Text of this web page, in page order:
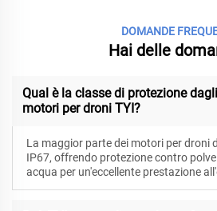
DOMANDE
Hai delle
Qual è la classe di protezione
motori per droni TYI?
La maggior parte dei motori per droni
IP67, offrendo protezione contro
acqua per un'eccellente prestazione